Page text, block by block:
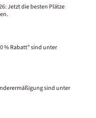
Jetzt die besten Plätze
% Rabatt" sind unter
sind unter